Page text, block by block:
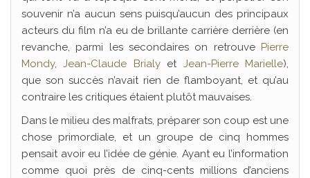
souvenir n’a aucun sens puisqu’aucun des principaux
acteurs du film n’a eu de brillante carrière derrière (en
revanche, parmi les secondaires on retrouve Pierre
Mondy,Jean-Claude Brialyet Jean-Pierre Marielle),
que son succès n’avait rien de flamboyant, et qu’au
contraire les critiques étaient plutôt mauvaises.
Dans le milieu des malfrats, préparer son coup est une
chose primordiale, et un groupe de cinq hommes
pensait avoir eu l’idée de génie. Ayant eu l’information
comme quoi près de cinq-cents millions d’anciens